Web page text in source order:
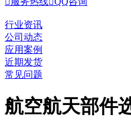
行业资讯
公司动态
应用案例
近期发货
常见问题
航空航天部件